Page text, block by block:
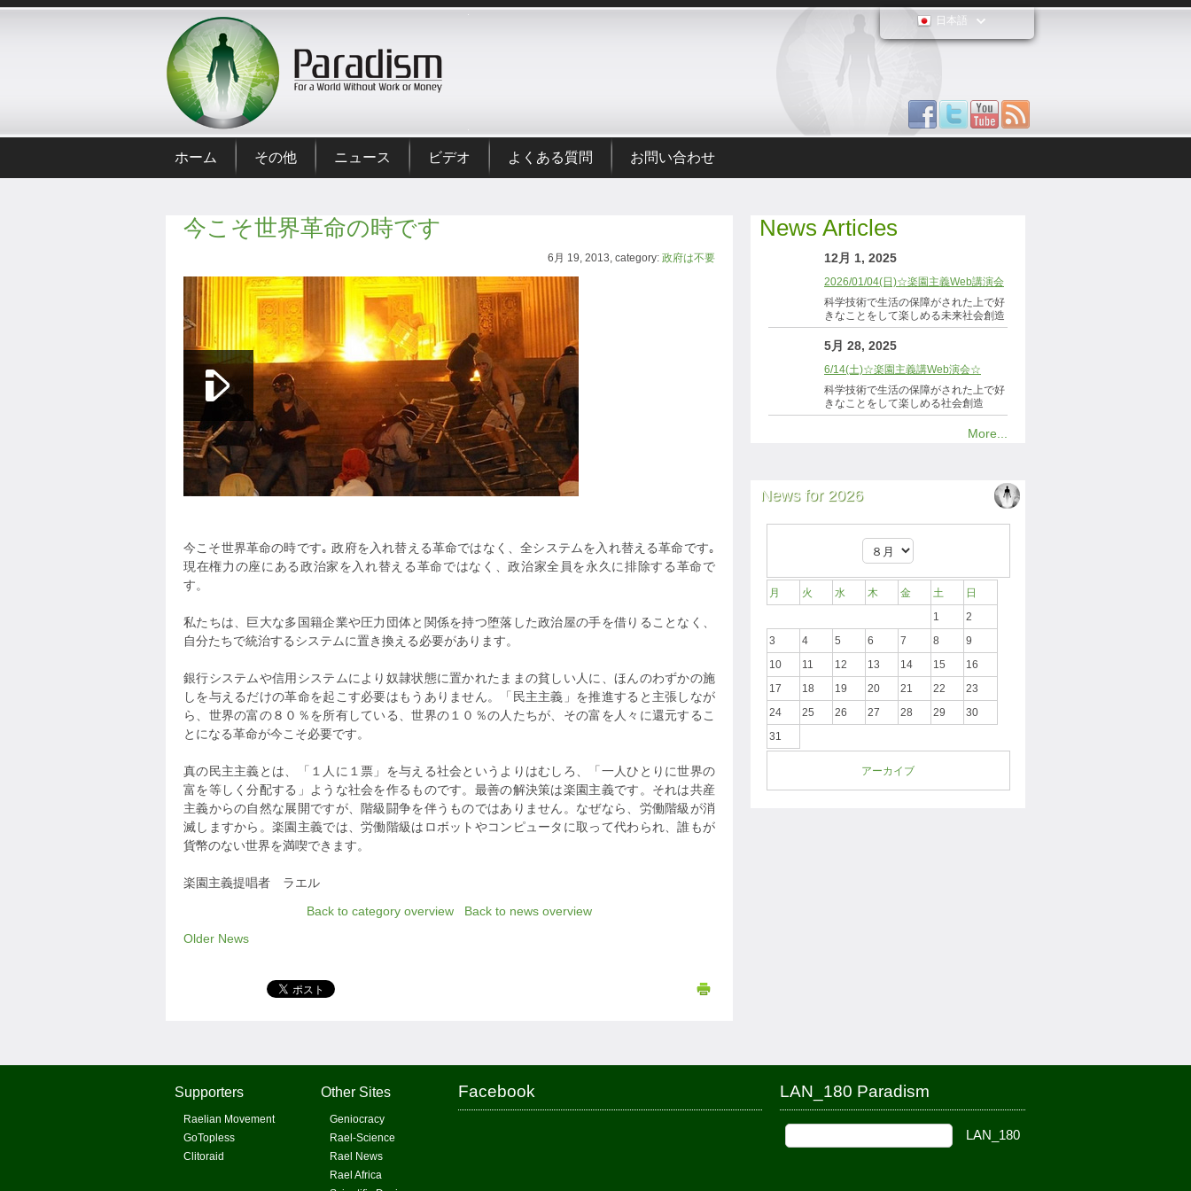
日本語
ホーム その他 ニュース ビデオ よくある質問 お問い合わせ
今こそ世界革命の時です
6月 19, 2013, category: 政府は不要
今こそ世界革命の時です｡ 政府を入れ替える革命ではなく、全システムを入れ替える革命です｡
現在権力の座にある政治家を入れ替える革命ではなく、政治家全員を永久に排除する革命で
す。
私たちは、巨大な多国籍企業や圧力団体と関係を持つ堕落した政治屋の手を借りることなく、
自分たちで統治するシステムに置き換える必要があります。
銀行システムや信用システムにより奴隷状態に置かれたままの貧しい人に、ほんのわずかの施
しを与えるだけの革命を起こす必要はもうありません。「民主主義」を推進すると主張しなが
ら、世界の富の８０％を所有している、世界の１０％の人たちが、その富を人々に還元するこ
とになる革命が今こそ必要です。
真の民主主義とは、「１人に１票」を与える社会というよりはむしろ、「一人ひとりに世界の
富を等しく分配する」ような社会を作るものです。最善の解決策は楽園主義です。それは共産
主義からの自然な展開ですが、階級闘争を伴うものではありません。なぜなら、労働階級が消
滅しますから。楽園主義では、労働階級はロボットやコンピュータに取って代わられ、誰もが
貨幣のない世界を満喫できます。
楽園主義提唱者 ラエル
Back to category overview
Back to news overview
Older News
News Articles
12月 1, 2025
2026/01/04(日)☆楽園主義Web講演会
科学技術で生活の保障がされた上で好
きなことをして楽しめる未来社会創造
5月 28, 2025
6/14(土)☆楽園主義講Web演会☆
科学技術で生活の保障がされた上で好
きなことをして楽しめる社会創造
More...
News for 2026
月 火 水 木 金 土
日
1
2
3
4 5 6 7 8
9
10
11 12 13 14 15
16
17
18 19 20 21 22
23
24
25 26 27 28 29
30
31
アーカイブ
Supporters
Raelian Movement
GoTopless
Clitoraid
Other Sites
Geniocracy
Rael-Science
Rael News
Rael Africa
Facebook LAN_180 Paradism